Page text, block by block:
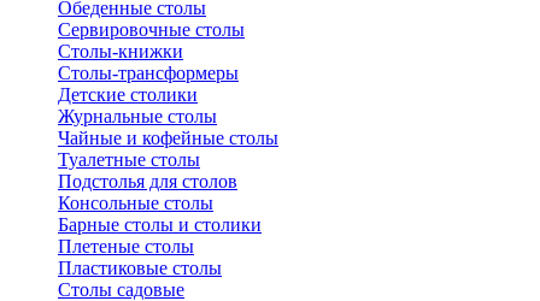
Обеденные столы
Сервировочные столы
Столы-книжки
Столы-трансформеры
Детские столики
Журнальные столы
Чайные и кофейные столы
Туалетные столы
Подстолья для столов
Консольные столы
Барные столы и столики
Плетеные столы
Пластиковые столы
Столы садовые